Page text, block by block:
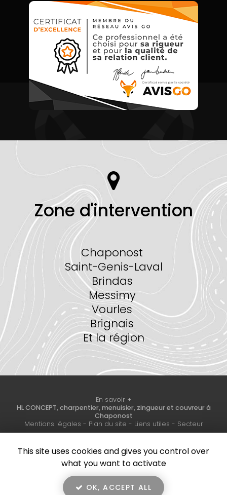
Zone d'intervention
Chaponost
Saint-Genis-Laval
Brindas
Messimy
Vourles
Brignais
Et la région
En savoir +
HL Concept
Fermer
Notre savoir-faire : Charpentier, menuisier, zingueur et
couvreur à Chaponost
Couverture en Aerodek (polytuile) à Saint Cyr au Mont d'Or
HL CONCEPT, charpentier, menuisier, zingueur et couvreur à
Chaponost
Mentions légales - Plan du site - Liens utiles - Secteur
Création et référencement de site Internet
Demande de Devis
This site uses cookies and gives you control over
what you want to activate
OK, ACCEPT ALL